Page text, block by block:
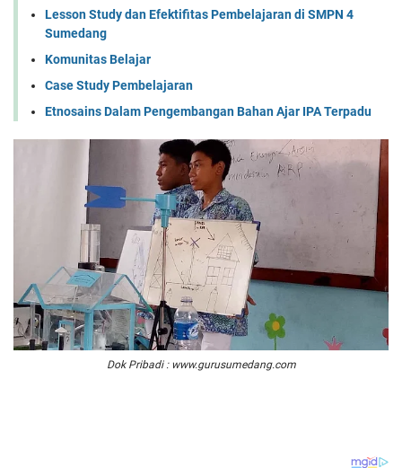
Lesson Study dan Efektifitas Pembelajaran di SMPN 4
Sumedang
Komunitas Belajar
Case Study Pembelajaran
Etnosains Dalam Pengembangan Bahan Ajar IPA Terpadu
Dok Pribadi : www.gurusumedang.com